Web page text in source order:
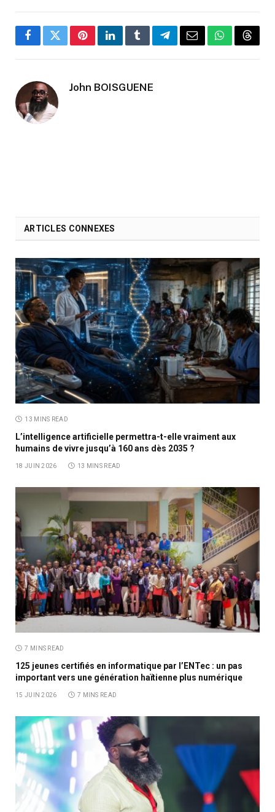
FacebookTwitterPinterestLinkedInTumblrTelegramEmailWhatsApp
John BOISGUENE
ARTICLES CONNEXES
13 MINS READ
L’intelligence artificielle permettra-t-elle vraiment aux
humains de vivre jusqu’à 160 ans dès 2035 ?
18 JUIN 2026 13 MINS READ
7 MINS READ
125 jeunes certifiés en informatique par l’ENTec : un pas
important vers une génération haïtienne plus numérique
15 JUIN 2026 7 MINS READ